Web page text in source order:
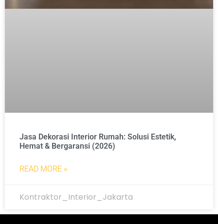
Jasa Dekorasi Interior Rumah: Solusi Estetik,
Hemat & Bergaransi (2026)
READ MORE »
Kontraktor_Interior_Jakarta